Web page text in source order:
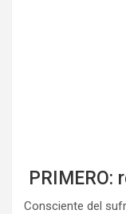
PRIMERO:
Consciente del